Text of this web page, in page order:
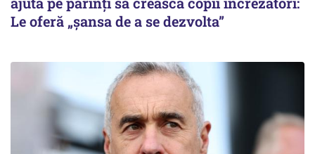
Le oferă „șansa de a se dezvolta”